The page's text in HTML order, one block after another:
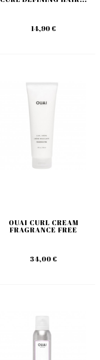
14,90 €
OUAI CURL CREAM
FRAGRANCE FREE
34,00 €